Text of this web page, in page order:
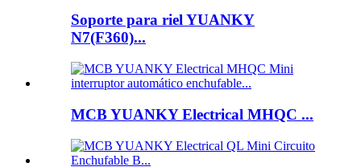
Soporte para riel YUANKY
N7(F360)...
MCB YUANKY Electrical MHQC ...